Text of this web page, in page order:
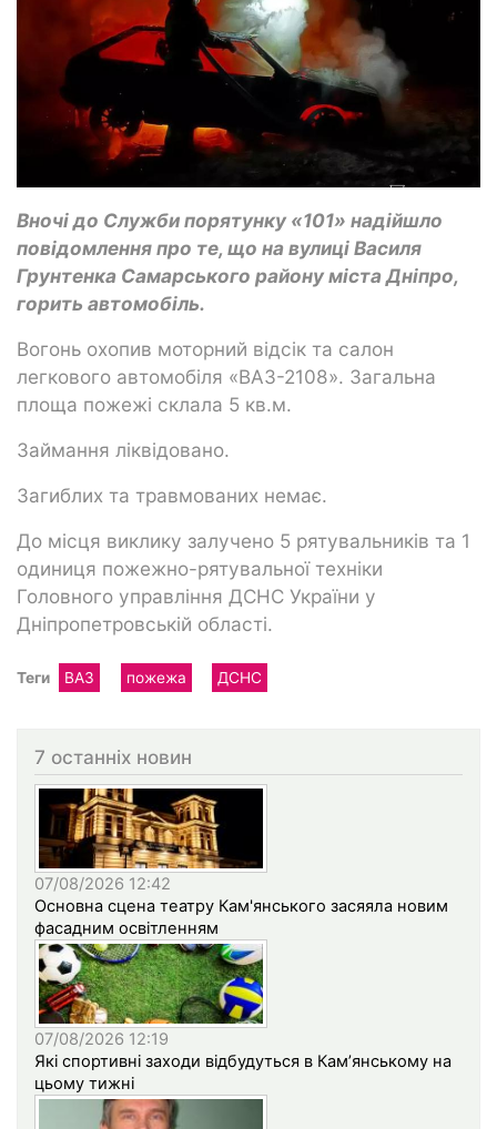
Вночі до Служби порятунку «101» надійшло
повідомлення про те, що на вулиці Василя
Грунтенка Самарського району міста Дніпро,
горить автомобіль.
Вогонь охопив моторний відсік та салон
легкового автомобіля «ВАЗ-2108». Загальна
площа пожежі склала 5 кв.м.
Займання ліквідовано.
Загиблих та травмованих немає.
До місця виклику залучено 5 рятувальників та 1
одиниця пожежно-рятувальної техніки
Головного управління ДСНС України у
Дніпропетровській області.
Теги ВАЗ пожежа ДСНС
7 останніх новин
07/08/2026 12:42
Основна сцена театру Кам'янського засяяла новим
фасадним освітленням
07/08/2026 12:19
Які спортивні заходи відбудуться в Кам’янському на
цьому тижні